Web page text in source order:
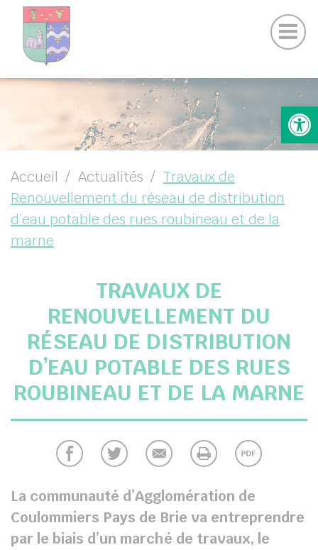
( VOTRE MAIRIE )
( VOTRE COMMUNE )
( VIE PRATIQUE )
( VIE LOCALE )
Actualités Chamigny Journal de la Commune
Suivez-nous sur Facebook
Suivez-nous sur Instagram
Accueil Actualités
Travaux de
Renouvellement du réseau de distribution
d’eau potable des rues roubineau et de la
marne
TRAVAUX DE
RENOUVELLEMENT DU
RÉSEAU DE DISTRIBUTION
D’EAU POTABLE DES RUES
ROUBINEAU ET DE LA MARNE
La communauté d’Agglomération de
Coulommiers Pays de Brie va entreprendre
par le biais d’un marché de travaux, le
Panneau de gestion des cookies